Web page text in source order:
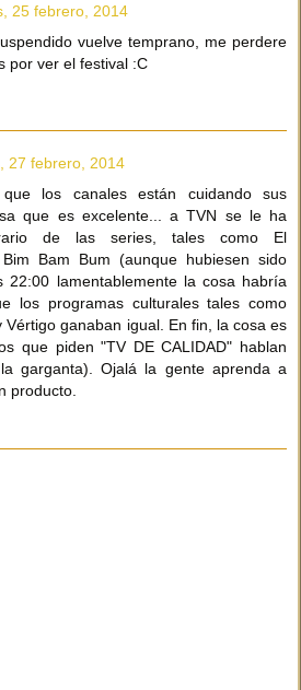
25 febrero, 2014
vuelve temprano, me perdere
por ver el festival :C
27 febrero, 2014
los canales están cuidando sus
que es excelente... a TVN se le ha
de las series, tales como El
Bam Bum (aunque hubiesen sido
22:00 lamentablemente la cosa habría
los programas culturales tales como
Vértigo ganaban igual. En fin, la cosa es
que piden "TV DE CALIDAD" hablan
garganta). Ojalá la gente aprenda a
producto.